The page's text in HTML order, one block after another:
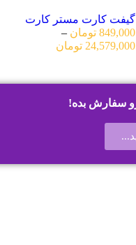
گیفت کارت مستر کارت
849,000 تومان –
24,579,000 تومان
سفارش بده!